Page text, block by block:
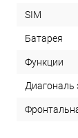
SIM
Батарея
Функции
Диагональ